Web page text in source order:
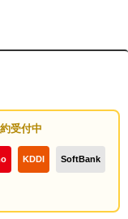
受付中
KDDI SoftBank